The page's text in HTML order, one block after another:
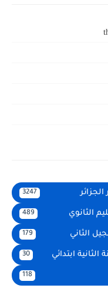
3247
الثانوي 489
الثاني 179
ابتدائي
118